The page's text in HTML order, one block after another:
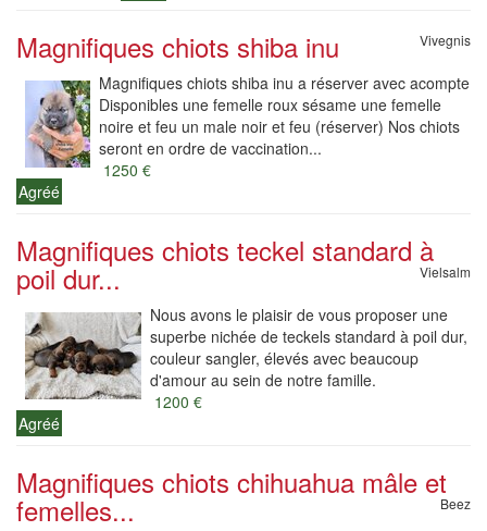
Magnifiques chiots shiba inu Vivegnis
Magnifiques chiots shiba inu a réserver avec acompte
Disponibles une femelle roux sésame une femelle
noire et feu un male noir et feu (réserver) Nos chiots
seront en ordre de vaccination...
1250 €
Agréé
Magnifiques chiots teckel standard à
poil dur... Vielsalm
Nous avons le plaisir de vous proposer une
superbe nichée de teckels standard à poil dur,
couleur sangler, élevés avec beaucoup
d'amour au sein de notre famille.
1200 €
Agréé
Magnifiques chiots chihuahua mâle et
femelles... Beez